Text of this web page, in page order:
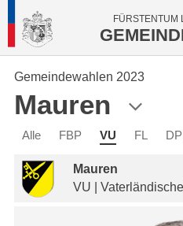
FÜRSTENTUM
Gemeindewahlen 2023
Mauren
Alle FBP VU FL
Mauren
VU |